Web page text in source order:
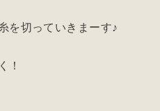
を切っていきまーす♪
！